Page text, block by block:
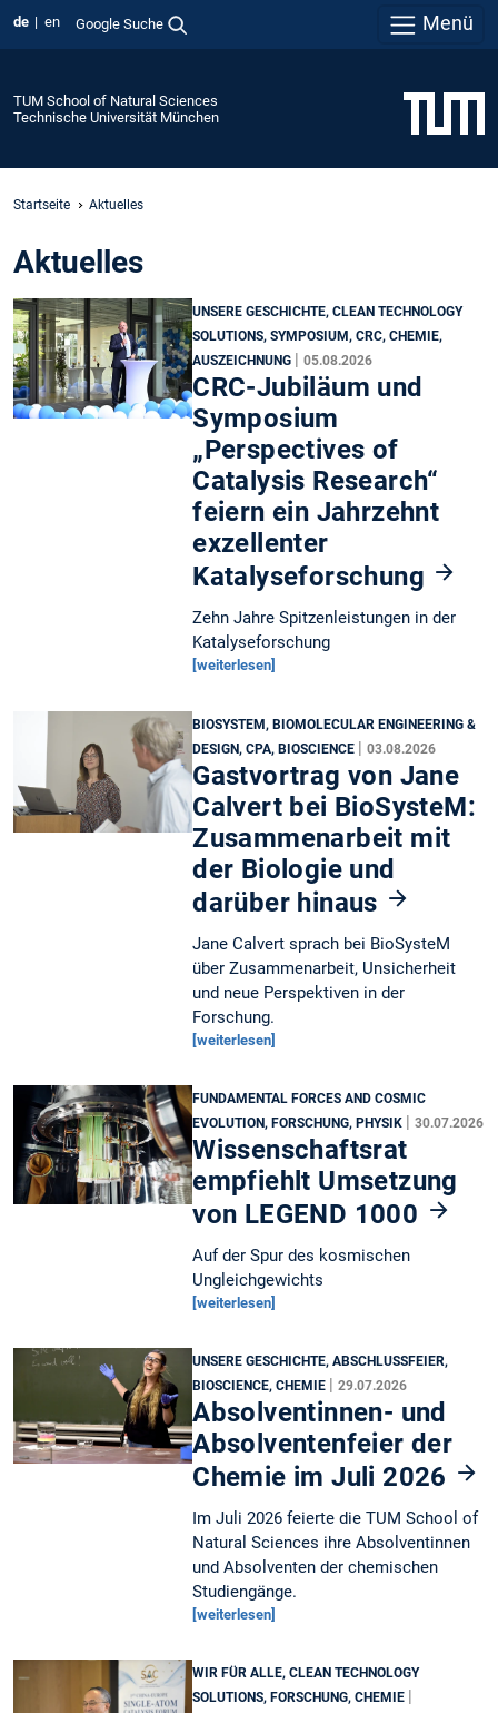
de en Google Suche Menü
TUM School of Natural Sciences
Technische Universität München
Startseite Aktuelles
Aktuelles
UNSERE GESCHICHTE, CLEAN TECHNOLOGY
SOLUTIONS, SYMPOSIUM, CRC, CHEMIE,
AUSZEICHNUNG
|05.08.2026
CRC-Jubiläum und
Symposium
„Perspectives of
Catalysis Research“
feiern ein Jahrzehnt
exzellenter
Katalyseforschung
Zehn Jahre Spitzenleistungen in der
Katalyseforschung
[weiterlesen]
BIOSYSTEM, BIOMOLECULAR ENGINEERING &
DESIGN, CPA, BIOSCIENCE |03.08.2026
Gastvortrag von Jane
Calvert bei BioSysteM:
Zusammenarbeit mit
der Biologie und
darüber hinaus
Jane Calvert sprach bei BioSysteM
über Zusammenarbeit, Unsicherheit
und neue Perspektiven in der
Forschung.
[weiterlesen]
FUNDAMENTAL FORCES AND COSMIC
EVOLUTION, FORSCHUNG, PHYSIK |30.07.2026
Wissenschaftsrat
empfiehlt Umsetzung
von LEGEND 1000
Auf der Spur des kosmischen
Ungleichgewichts
[weiterlesen]
UNSERE GESCHICHTE, ABSCHLUSSFEIER,
BIOSCIENCE, CHEMIE |29.07.2026
Absolventinnen- und
Absolventenfeier der
Chemie im Juli 2026
Im Juli 2026 feierte die TUM School of
Natural Sciences ihre Absolventinnen
und Absolventen der chemischen
Studiengänge.
[weiterlesen]
WIR FÜR ALLE, CLEAN TECHNOLOGY
SOLUTIONS, FORSCHUNG, CHEMIE |